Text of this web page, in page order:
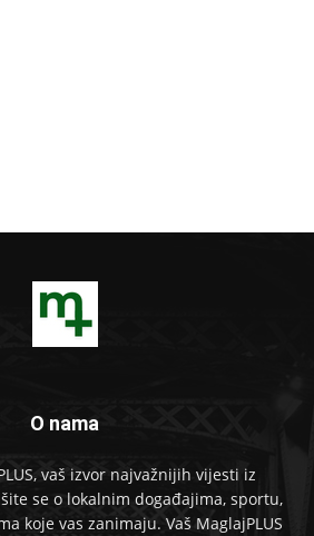
O nama
vaš izvor najvažnijih vijesti iz
se o lokalnim događajima, sportu,
koje vas zanimaju. Vaš MaglajPLUS